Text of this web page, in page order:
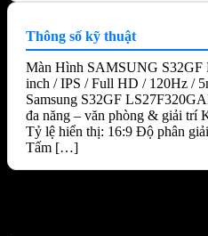
Thông số kỹ thuật
Màn Hình SAMSUNG
inch / IPS / Full HD / 120Hz /
Samsung S32GF
đa năng – văn phòng & giải trí
Tỷ lệ hiển thị: 16:9 Độ phân
Tấm […]